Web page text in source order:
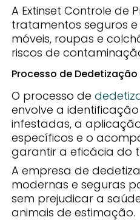
A Extinset Controle de
tratamentos seguros
móveis, roupas e
riscos de
Processo de Dedetização
O processo de
envolve a
infestadas, a
específicos e o
garantir a eficácia do
A empresa de
modernas e seguras
sem prejudicar a
animais de estimação.